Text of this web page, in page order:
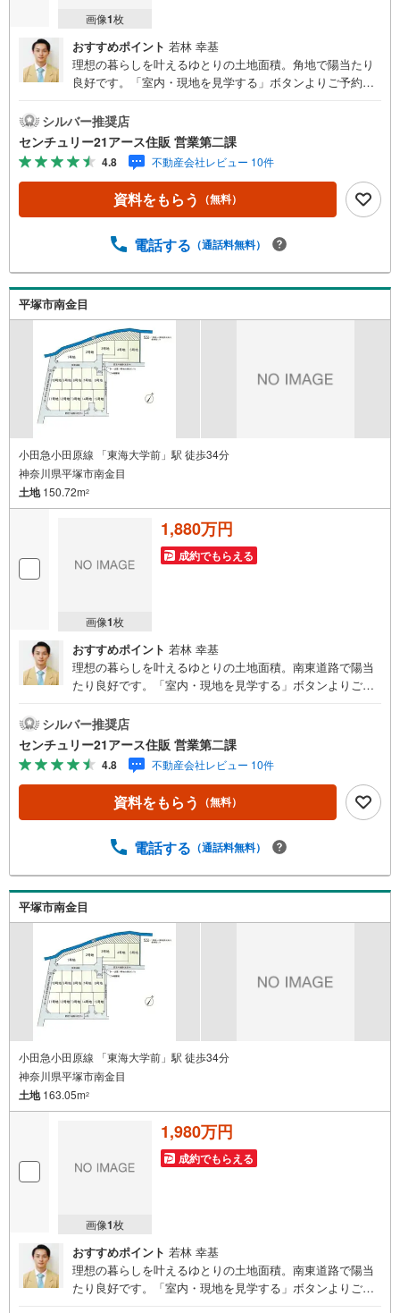
画像1枚
おすすめポイント 若林 幸基
理想の暮らしを叶えるゆとりの土地面積。角地で陽当たり
良好です。「室内・現地を見学する」ボタンよりご予約い
アース住販のポイント】◆センチュリオン獲得店舗◆全国
約970店舗あるセンチュリー21のお店。その中でも、アメ
リカ本部が設ける一定基準を満たした、上位4％しか受賞で
きない賞。それが「センチュリオン」です。弊社はそのセ
ンチュリオンを2002年から欠かすことなく取り続けており
ます。◆住宅ローン相談会◆お客様にあった無理のない住
行っております。人生最大のお買い物になりますので、し
優遇金利にこだわる◆大きな金額を長期間で返済する住宅
ローンは優遇金利が0.1％変わるだけで、支払い総額に大き
な変化が生じます。取引の多い弊社は金融機関の特色、傾
向、トレンドを熟知しておりますので、お客様のニーズに
あった金融機関をご紹介させて頂きます。
シルバー推奨店
センチュリー21アース住販 営業第二課
4.8 不動産会社レビュー 10件
資料をもらう （無料）
電話する （通話料無料）
平塚市南金目
小田急小田原線 「東海大学前」駅 徒歩34分
神奈川県平塚市南金目
土地150.72m2
画像1枚
1,880万円
成約でもらえる
おすすめポイント 若林 幸基
理想の暮らしを叶えるゆとりの土地面積。南東道路で陽当
たり良好です。「室内・現地を見学する」ボタンよりご予
ー21アース住販のポイント】◆センチュリオン獲得店舗◆
全国約970店舗あるセンチュリー21のお店。その中でも、
アメリカ本部が設ける一定基準を満たした、上位4％しか受
賞できない賞。それが「センチュリオン」です。弊社はそ
のセンチュリオンを2002年から欠かすことなく取り続けて
おります。◆住宅ローン相談会◆お客様にあった無理のな
算も行っております。人生最大のお買い物になりますの
す。◆優遇金利にこだわる◆大きな金額を長期間で返済す
る住宅ローンは優遇金利が0.1％変わるだけで、支払い総額
に大きな変化が生じます。取引の多い弊社は金融機関の特
色、傾向、トレンドを熟知しておりますので、お客様のニ
ーズにあった金融機関をご紹介させて頂きます。
シルバー推奨店
センチュリー21アース住販 営業第二課
4.8 不動産会社レビュー 10件
資料をもらう （無料）
電話する （通話料無料）
平塚市南金目
小田急小田原線 「東海大学前」駅 徒歩34分
神奈川県平塚市南金目
土地163.05m2
画像1枚
1,980万円
成約でもらえる
おすすめポイント 若林 幸基
理想の暮らしを叶えるゆとりの土地面積。南東道路で陽当
たり良好です。「室内・現地を見学する」ボタンよりご予